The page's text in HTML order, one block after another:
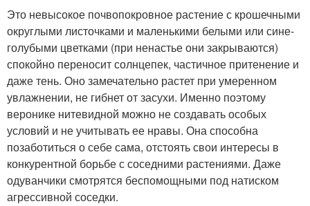
Это невысокое почвопокровное растение с крошечными
округлыми листочками и маленькими белыми или сине-
голубыми цветками (при ненастье они закрываются)
спокойно переносит солнцепек, частичное притенение и
даже тень. Оно замечательно растет при умеренном
увлажнении, не гибнет от засухи. Именно поэтому
веронике нитевидной можно не создавать особых
условий и не учитывать ее нравы. Она способна
позаботиться о себе сама, отстоять свои интересы в
конкурентной борьбе с соседними растениями. Даже
одуванчики смотрятся беспомощными под натиском
агрессивной соседки.